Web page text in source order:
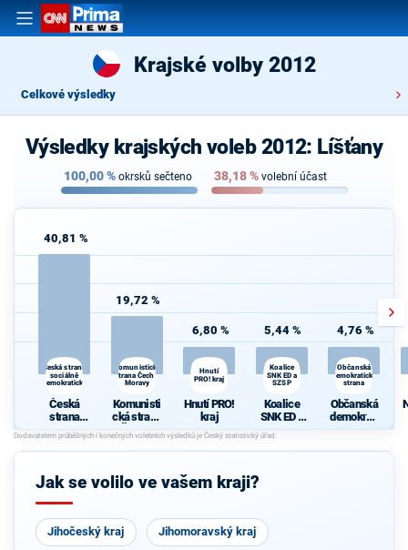
Krajské volby 2012
Celkové výsledky
Výsledky krajských voleb 2012: Líšťany
100,00% okrsků sečteno 38,18% volební účast
40,81 %
Česká strana
sociálně
demokratická
Česká
strana
sociálně
demokrati
cká
19,72 %
Komunistická
strana Čech a
Moravy
Komunisti
cká strana
Čech a
Moravy
6,80 %
Hnutí
PRO! kraj
Hnutí PRO!
kraj
5,44 %
Koalice
SNK ED a
SZSP
Koalice
SNK ED a
SZSP
4,76 %
Občanská
demokratická
strana
Občanská
demokrati
cká strana
Jak se volilo ve vašem kraji?
Jihočeský kraj Jihomoravský kraj